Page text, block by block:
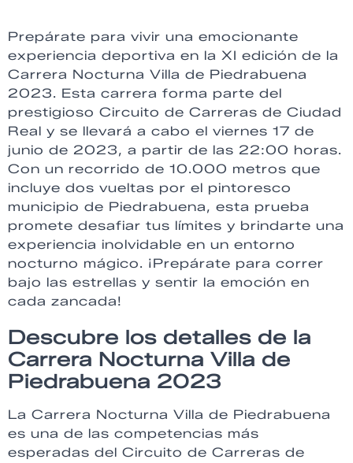
Prepárate para vivir una emocionante
experiencia deportiva en la XI edición de la
Carrera Nocturna Villa de Piedrabuena
2023. Esta carrera forma parte del
prestigioso Circuito de Carreras de Ciudad
Real y se llevará a cabo el viernes 17 de
junio de 2023, a partir de las 22:00 horas.
Con un recorrido de 10.000 metros que
incluye dos vueltas por el pintoresco
municipio de Piedrabuena, esta prueba
promete desafiar tus límites y brindarte una
experiencia inolvidable en un entorno
nocturno mágico. ¡Prepárate para correr
bajo las estrellas y sentir la emoción en
cada zancada!
Descubre los detalles de la
Carrera Nocturna Villa de
Piedrabuena 2023
La Carrera Nocturna Villa de Piedrabuena
es una de las competencias más
esperadas del Circuito de Carreras de